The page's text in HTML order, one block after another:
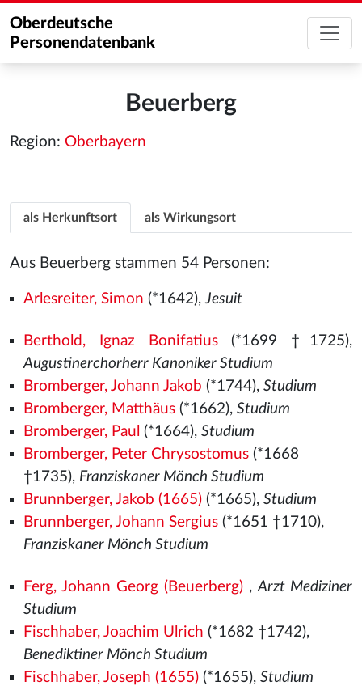
Oberdeutsche
Personendatenbank
Beuerberg
Region: Oberbayern
als Herkunftsort als Wirkungsort
Aus Beuerberg stammen 54 Personen:
Arlesreiter, Simon (*1642),Jesuit
Berthold, Ignaz Bonifatius(*1699 †1725),
Augustinerchorherr Kanoniker Studium
Bromberger, Johann Jakob (*1744), Studium
Bromberger, Matthäus(*1662), Studium
Bromberger, Paul (*1664), Studium
Bromberger, Peter Chrysostomus(*1668
†1735), Franziskaner Mönch Studium
Brunnberger, Jakob (1665)(*1665), Studium
Brunnberger, Johann Sergius(*1651 †1710),
Franziskaner Mönch Studium
Ferg, Johann Georg (Beuerberg),Arzt Mediziner
Studium
Fischhaber, Joachim Ulrich (*1682 †1742),
Benediktiner Mönch Studium
Fischhaber, Joseph (1655)(*1655), Studium